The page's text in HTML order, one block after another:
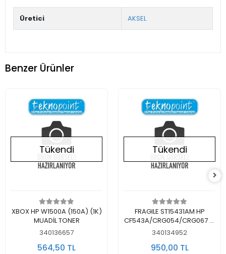
Üretici AKSEL
Benzer Ürünler
Stokta Yok
Tükendi
XBOX HP W1500A (150A) (1K)
MUADİL TONER
340136657
564,50 TL
Stokta Yok
Tükendi
FRAGILE ST15431AM HP
CF543A/CRG054/CRG067 M
MUADİL TONER KIRMIZI
340134952
950,00 TL